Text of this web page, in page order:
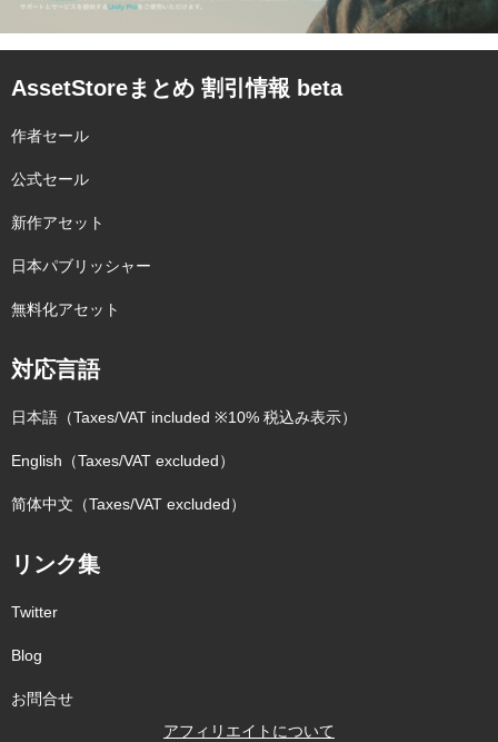
AssetStoreまとめ 割引情報 beta
作者セール
公式セール
新作アセット
日本パブリッシャー
無料化アセット
対応言語
日本語（Taxes/VAT included ※10% 税込み表示）
English（Taxes/VAT excluded）
简体中文（Taxes/VAT excluded）
リンク集
Twitter
Blog
お問合せ
アフィリエイトについて